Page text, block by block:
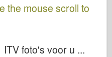
the mouse scroll to
foto's voor u ...